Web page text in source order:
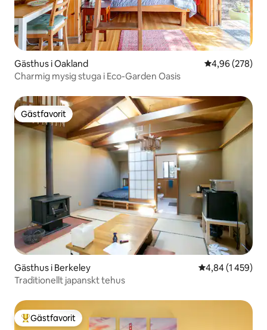
Gästhus i Oakland 4,96 av 5 i
4,96 (278)
Charmig mysig stuga i Eco-Garden Oasis
Gästfavorit
Gästfavorit
Gästhus i Berkeley 4,84 av 5 i
4,84 (1 459)
Traditionellt japanskt tehus
Populär gästfavorit
Gästfavorit